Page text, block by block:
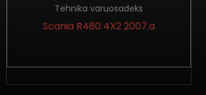
Tehnika varuosadeks
Scania R480 4X2 2007.a